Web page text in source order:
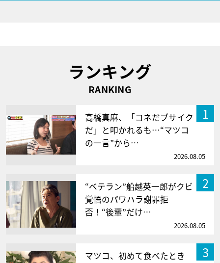
ランキング
RANKING
1
高橋真麻、「コネだブサイク
だ」と叩かれるも…“マツコ
の一言”から…
2026.08.05
2
“ベテラン”船越英一郎がクビ
覚悟のパワハラ謝罪拒
否！“後輩”だけ…
2026.08.05
3
マツコ、初めて食べたとき